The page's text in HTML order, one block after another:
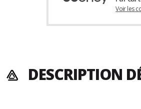
Voir les
DESCRIPTION